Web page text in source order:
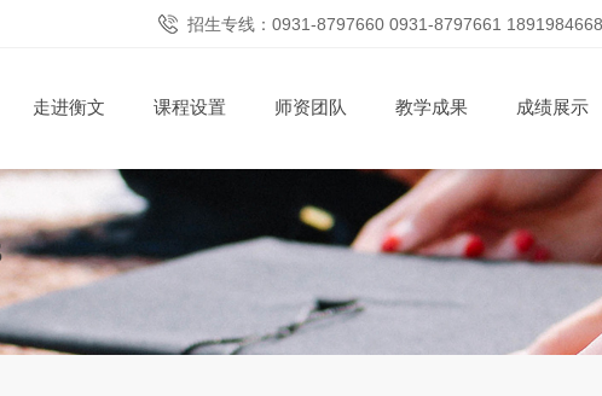
招生专线：0931-8797660 0931-8797661
走进衡文 课程设置 师资团队 教学成果 成绩展示